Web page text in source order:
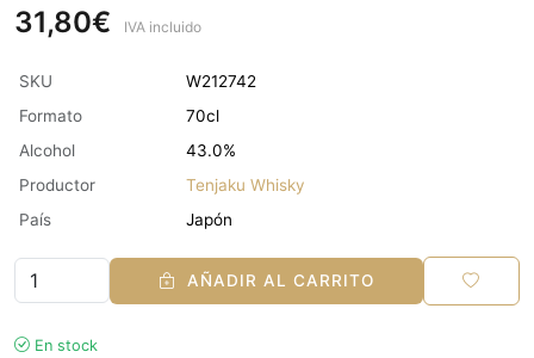
31,80€ IVA incluido
SKU
W212742
Formato
70cl
Alcohol
43.0%
Productor
Tenjaku Whisky
País
Japón
AÑADIR AL CARRITO
En stock